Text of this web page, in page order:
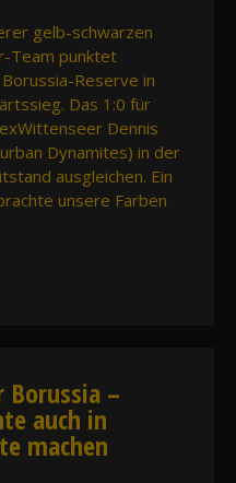
gelb-schwarzen
Team punktet
Reserve in
Das 1:0 für
Dennis
Dynamites) in der
ausgleichen. Ein
unsere Farben
Borussia –
auch in
machen